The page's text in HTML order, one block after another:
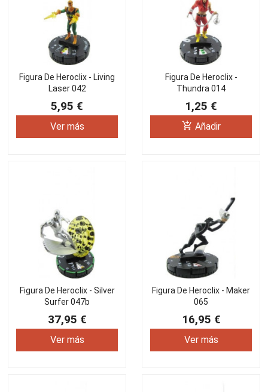
Figura De Heroclix - Living
Laser 042
5,95 €
Ver más
Figura De Heroclix -
Thundra 014
1,25 €
add_shopping_cart Añadir
Figura De Heroclix - Silver
Surfer 047b
37,95 €
Ver más
Figura De Heroclix - Maker
065
16,95 €
Ver más